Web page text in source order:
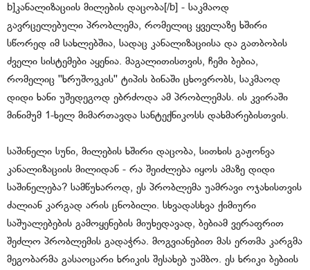
b]კანალიზაციის მილების დაცობა[/b] - საკმაოდ
გავრცელებული პრობლემა, რომელიც ყველაზე ხშირი
სწორედ იმ სახლებშია, სადაც კანალიზაციისა და გათბობის
ძველი სისტემები აყენია. მაგალითისთვის, ჩემი ბებია,
რომელიც ''ხრუშოვკის'' ტიპის ბინაში ცხოვრობს, საკმაოდ
დიდი ხანი უშედეგოდ ებრძოდა ამ პრობლემას. ის კვირაში
მინიმუმ 1-ხელ მიმართავდა სანტექნიკოსს დახმარებისთვის.
საშინელი სუნი, მილების ხშირი დაცობა, სითხის გაჟონვა
კანალიზაციის მილიდან - რა შეიძლება იყოს ამაზე დიდი
საშინელება? სამწუხაროდ, ეს პრობლემა უამრავი ოჯახისთვის
ძალიან კარგად არის ცნობილი. სხვადასხვა ქიმიური
საშუალებების გამოყენების მიუხედავად, ბებიამ ვერაფრით
შეძლო პრობლემის გადაჭრა. მოგვიანებით მას ერთმა კარგმა
მეგობარმა გასაოცარი ხრიკის შესახებ უამბო. ეს ხრიკი ბებიის